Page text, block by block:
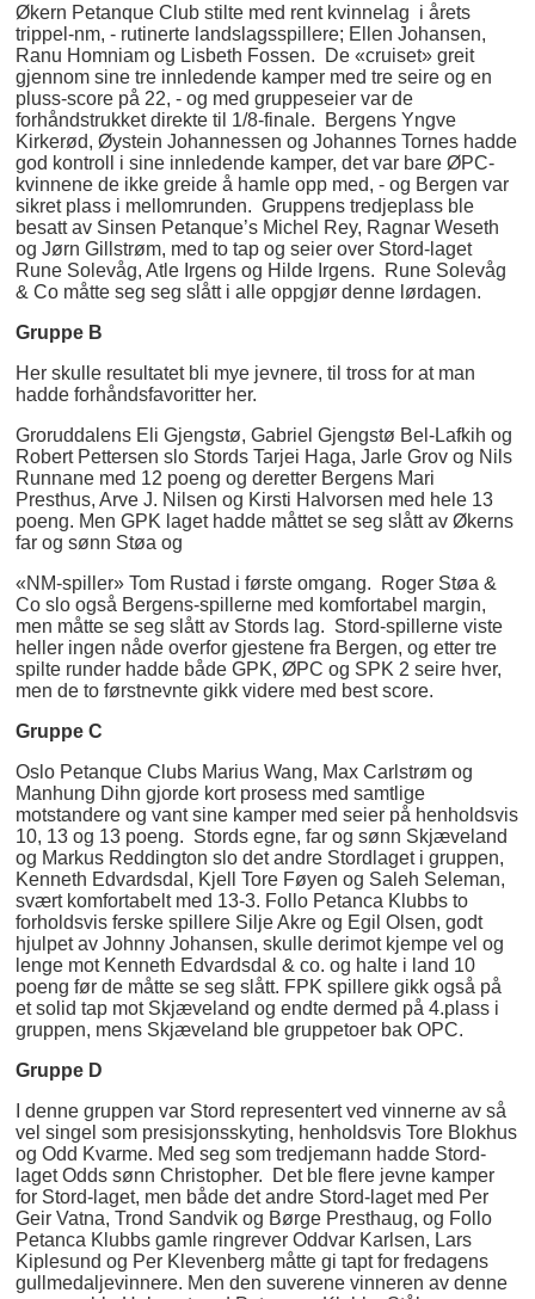
Økern Petanque Club stilte med rent kvinnelag i årets
trippel-nm, - rutinerte landslagsspillere; Ellen Johansen,
Ranu Homniam og Lisbeth Fossen. De «cruiset» greit
gjennom sine tre innledende kamper med tre seire og en
pluss-score på 22, - og med gruppeseier var de
forhåndstrukket direkte til 1/8-finale. Bergens Yngve
Kirkerød, Øystein Johannessen og Johannes Tornes hadde
god kontroll i sine innledende kamper, det var bare ØPC-
kvinnene de ikke greide å hamle opp med, - og Bergen var
sikret plass i mellomrunden. Gruppens tredjeplass ble
besatt av Sinsen Petanque’s Michel Rey, Ragnar Weseth
og Jørn Gillstrøm, med to tap og seier over Stord-laget
Rune Solevåg, Atle Irgens og Hilde Irgens. Rune Solevåg
& Co måtte seg seg slått i alle oppgjør denne lørdagen.
Gruppe B
Her skulle resultatet bli mye jevnere, til tross for at man
hadde forhåndsfavoritter her.
Groruddalens Eli Gjengstø, Gabriel Gjengstø Bel-Lafkih og
Robert Pettersen slo Stords Tarjei Haga, Jarle Grov og Nils
Runnane med 12 poeng og deretter Bergens Mari
Presthus, Arve J. Nilsen og Kirsti Halvorsen med hele 13
poeng. Men GPK laget hadde måttet se seg slått av Økerns
far og sønn Støa og
«NM-spiller» Tom Rustad i første omgang. Roger Støa &
Co slo også Bergens-spillerne med komfortabel margin,
men måtte se seg slått av Stords lag. Stord-spillerne viste
heller ingen nåde overfor gjestene fra Bergen, og etter tre
spilte runder hadde både GPK, ØPC og SPK 2 seire hver,
men de to førstnevnte gikk videre med best score.
Gruppe C
Oslo Petanque Clubs Marius Wang, Max Carlstrøm og
Manhung Dihn gjorde kort prosess med samtlige
motstandere og vant sine kamper med seier på henholdsvis
10, 13 og 13 poeng. Stords egne, far og sønn Skjæveland
og Markus Reddington slo det andre Stordlaget i gruppen,
Kenneth Edvardsdal, Kjell Tore Føyen og Saleh Seleman,
svært komfortabelt med 13-3. Follo Petanca Klubbs to
forholdsvis ferske spillere Silje Akre og Egil Olsen, godt
hjulpet av Johnny Johansen, skulle derimot kjempe vel og
lenge mot Kenneth Edvardsdal & co. og halte i land 10
poeng før de måtte se seg slått. FPK spillere gikk også på
et solid tap mot Skjæveland og endte dermed på 4.plass i
gruppen, mens Skjæveland ble gruppetoer bak OPC.
Gruppe D
I denne gruppen var Stord representert ved vinnerne av så
vel singel som presisjonsskyting, henholdsvis Tore Blokhus
og Odd Kvarme. Med seg som tredjemann hadde Stord-
laget Odds sønn Christopher. Det ble flere jevne kamper
for Stord-laget, men både det andre Stord-laget med Per
Geir Vatna, Trond Sandvik og Børge Presthaug, og Follo
Petanca Klubbs gamle ringrever Oddvar Karlsen, Lars
Kiplesund og Per Klevenberg måtte gi tapt for fredagens
gullmedaljevinnere. Men den suverene vinneren av denne